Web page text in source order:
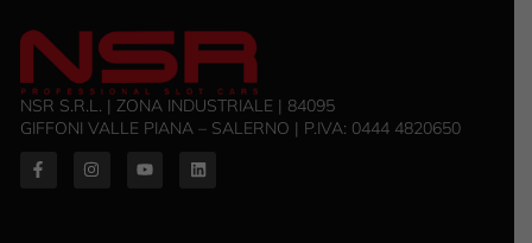
NSR S.R.L. | ZONA INDUSTRIALE | 84095
GIFFONI VALLE PIANA – SALERNO | P.IVA: ‭0444 4820650‬